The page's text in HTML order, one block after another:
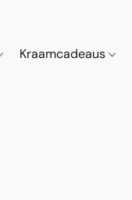
Kraamcadeaus